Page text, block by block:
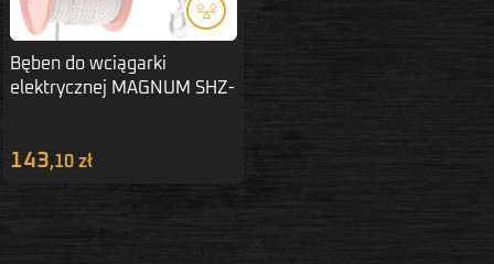
Bęben do wciągarki
elektrycznej MAGNUM SHZ-
143,10 zł